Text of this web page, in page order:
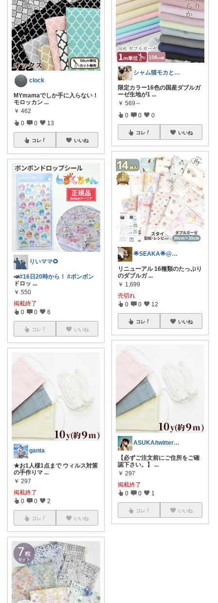
clock
MYmamaでしか手に入らない！
モロッカン ...
￥ 462
0 0 13
コレ いいね
りいママ🌻
📣#16日20時から！ #ボンボン
ドロッ ...
￥ 550
掲載終了
0 0 6
コレ いいね
ganta
★お1人様1点まで ウィルス対策
の手作りマ ...
￥ 297
掲載終了
0 0 2
コレ いいね
シャム猫モカとラテの部屋🐾
限定カラー16色の国産ダブルガ
ーゼ生地が1 ...
￥ 569～
0 0 0
コレ いいね
🌟SEAKA🌟@保護猫15匹と生息中
リニューアル 16種類のたっぷり
のダブルガ ...
￥ 1,699
売切れ
0 0 12
コレ いいね
ASUKA/twitterもやってます🌈
【必ずご注文前にご住所をご確
認下さい。】 ...
￥ 297
掲載終了
0 0 1
コレ いいね